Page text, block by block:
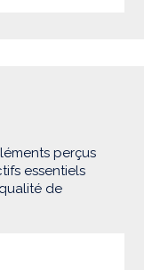
perçus
essentiels
de